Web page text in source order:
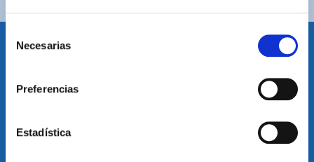
Necesarias
Preferencias
Estadística
Volver arriba